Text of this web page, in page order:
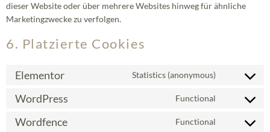
dieser Website oder über mehrere Websites hinweg für ähnliche
Marketingzwecke zu verfolgen.
6. Platzierte Cookies
Elementor Statistics (anonymous)
WordPress Functional
Wordfence Functional